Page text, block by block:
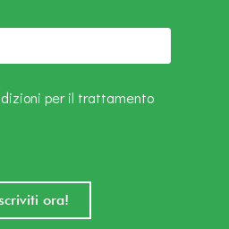
per il trattamento
ora!